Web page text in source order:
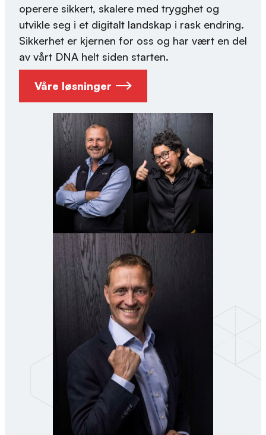
operere sikkert, skalere med trygghet og
utvikle seg i et digitalt landskap i rask endring.
Sikkerhet er kjernen for oss og har vært en del
av vårt DNA helt siden starten.
Våre løsninger